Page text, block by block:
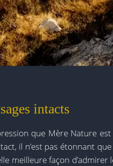
intacts
que Mère Nature
il n’est pas étonnant
meilleure façon d’admirer